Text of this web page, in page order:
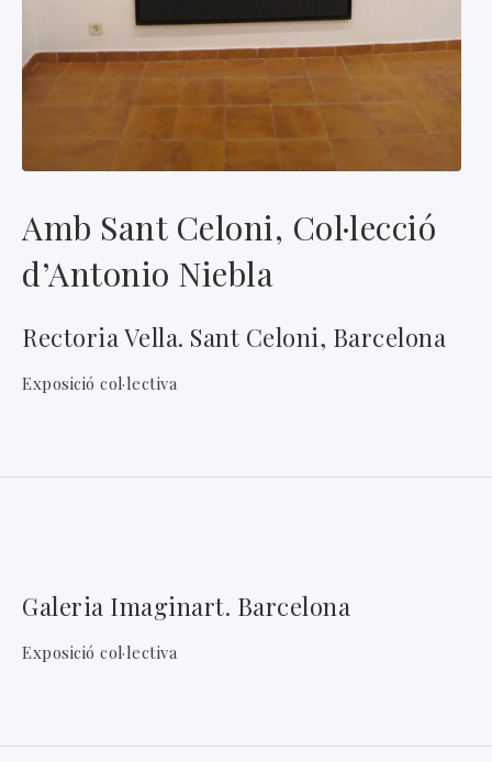
Amb Sant Celoni, Col·lecció
d’Antonio Niebla
Rectoria Vella. Sant Celoni, Barcelona
Exposició col·lectiva
Galeria Imaginart. Barcelona
Exposició col·lectiva